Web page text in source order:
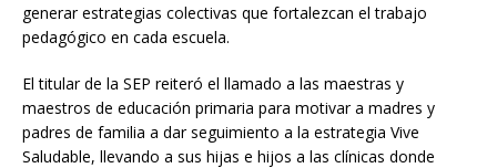
generar estrategias colectivas que fortalezcan el trabajo
pedagógico en cada escuela.
El titular de la SEP reiteró el llamado a las maestras y
maestros de educación primaria para motivar a madres y
padres de familia a dar seguimiento a la estrategia Vive
Saludable, llevando a sus hijas e hijos a las clínicas donde